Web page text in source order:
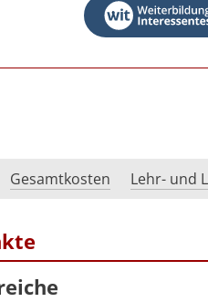
Gesamtkosten Lehr- und